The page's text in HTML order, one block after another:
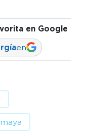
en Google
en